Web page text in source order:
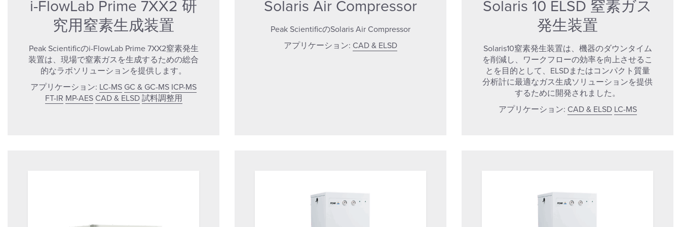
i-FlowLab Prime 7XX2 研
究用窒素生成装置
Peak Scientificのi-FlowLab Prime 7XX2窒素発生
装置は、現場で窒素ガスを生成するための総合
的なラボソリューションを提供します。
アプリケーション: LC-MS GC & GC-MS ICP-MS
FT-IR MP-AES CAD & ELSD 試料調整用
Solaris Air Compressor
Peak ScientificのSolaris Air Compressor
アプリケーション: CAD & ELSD
Solaris 10 ELSD 窒素ガス
発生装置
Solaris10窒素発生装置は、機器のダウンタイム
を削減し、ワークフローの効率を向上させるこ
とを目的として、ELSDまたはコンパクト質量
分析計に最適なガス生成ソリューションを提供
するために開発されました。
アプリケーション: CAD & ELSD LC-MS